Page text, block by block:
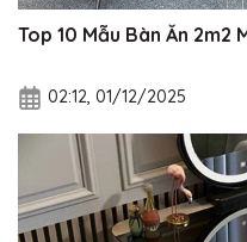
Top 10 Mẫu Bàn Ăn 2m2
02:12, 01/12/2025